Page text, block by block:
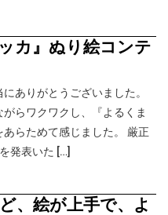
カ』ぬり絵コンテ
ありがとうございました。
らワクワクし、『よるくま
らためて感じました。 厳正
発表いた […]
、絵が上手で、よ